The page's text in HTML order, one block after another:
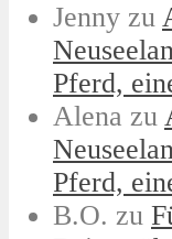
Jenny zu
Pferd,
Alena zu
Pferd,
B.O. zu